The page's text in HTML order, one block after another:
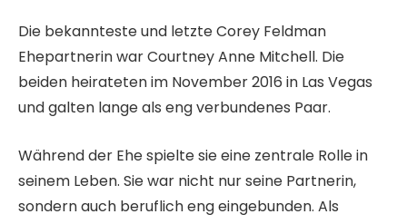
Die bekannteste und letzte Corey Feldman
Ehepartnerin war Courtney Anne Mitchell. Die
beiden heirateten im November 2016 in Las Vegas
und galten lange als eng verbundenes Paar.
Während der Ehe spielte sie eine zentrale Rolle in
seinem Leben. Sie war nicht nur seine Partnerin,
sondern auch beruflich eng eingebunden. Als